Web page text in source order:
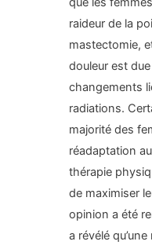
raideur de la
mastectomie,
douleur est
changements
radiations.
majorité des
réadaptation
thérapie
de maximiser
opinion a été
a révélé